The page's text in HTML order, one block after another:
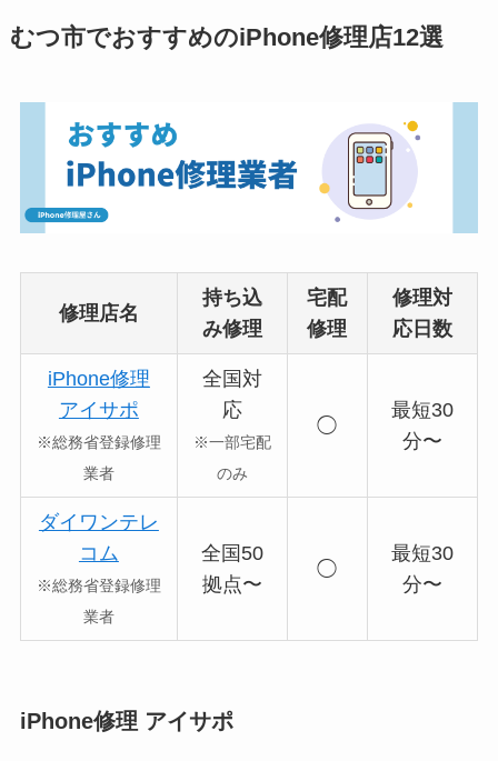
むつ市でおすすめのiPhone修理店12選
修理店名
持ち込
み修理
宅配
修理
修理対
応日数
iPhone修理
アイサポ
※総務省登録修理
業者
全国対
応
※一部宅配
のみ
◯
最短30
分〜
ダイワンテレ
コム
※総務省登録修理
業者
全国50
拠点〜
◯
最短30
分〜
iPhone修理 アイサポ